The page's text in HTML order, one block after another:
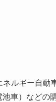
ルギー自動
車）などの